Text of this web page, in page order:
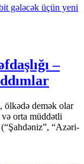
–
ölkədə demək olar
orta müddətli
“Azəri-